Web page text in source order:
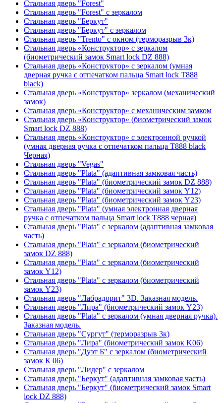
Стальная дверь "Forest"
Стальная дверь "Forest" с зеркалом
Стальная дверь "Беркут"
Стальная дверь "Беркут" с зеркалом
Стальная дверь "Trento" с окном (терморазрыв 3к)
Стальная дверь «Конструктор» с зеркалом
(биометрический замок Smart lock DZ 888)
Стальная дверь «Конструктор» с зеркалом (умная
дверная ручка с отпечатком пальца Smart lock T888
black)
Стальная дверь «Конструктор» зеркалом (механический
замок)
Стальная дверь «Конструктор» с механическим замком
Стальная дверь «Конструктор» (биометрический замок
Smart lock DZ 888)
Стальная дверь «Конструктор» с электронной ручкой
(умная дверная ручка с отпечатком пальца T888 black
Черная)
Стальная дверь "Vegas"
Стальная дверь "Plata" (адаптивная замковая часть)
Стальная дверь "Plata" (биометрический замок DZ 888)
Стальная дверь "Plata" (биометрический замок Y12)
Стальная дверь "Plata" (биометрический замок Y23)
Стальная дверь "Plata" (умная электронная дверная
ручка с отпечатком пальца Smart lock T888 черная)
Стальная дверь "Plata" с зеркалом (адаптивная замковая
часть)
Стальная дверь "Plata" с зеркалом (биометрический
замок DZ 888)
Стальная дверь "Plata" с зеркалом (биометрический
замок Y12)
Стальная дверь "Plata" с зеркалом (биометрический
замок Y23)
Стальная дверь "Лабрадорит" 3D. Заказная модель.
Стальная дверь "Лира" (биометрический замок Y23)
Стальная дверь "Plata" с зеркалом (умная дверная ручка).
Заказная модель.
Стальная дверь "Сургут" (терморазрыв 3к)
Стальная дверь "Лира" (биометрический замок K06)
Стальная дверь "Дуэт Б" с зеркалом (биометрический
замок К 06)
Стальная дверь "Лидер" с зеркалом
Стальная дверь "Беркут" (адаптивная замковая часть)
Стальная дверь "Беркут" (биометрический замок Smart
lock DZ 888)